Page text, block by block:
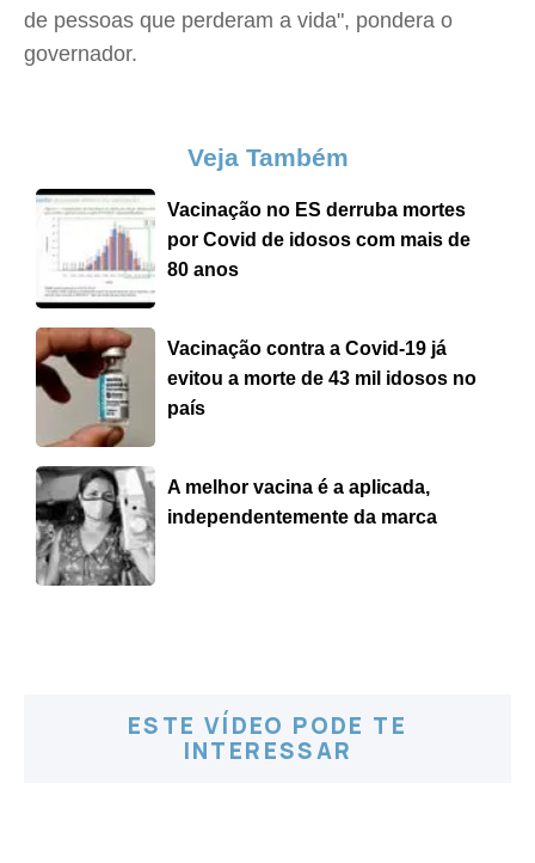
de pessoas que perderam a vida", pondera o
governador.
Veja Também
Vacinação no ES derruba mortes
por Covid de idosos com mais de
80 anos
Vacinação contra a Covid-19 já
evitou a morte de 43 mil idosos no
país
A melhor vacina é a aplicada,
independentemente da marca
ESTE VÍDEO PODE TE
INTERESSAR